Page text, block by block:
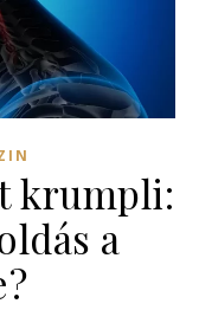
krumpli:
a